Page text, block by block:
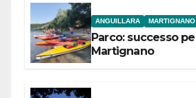
ANGUILLARA MARTIGNANO
Parco: successo
Martignano